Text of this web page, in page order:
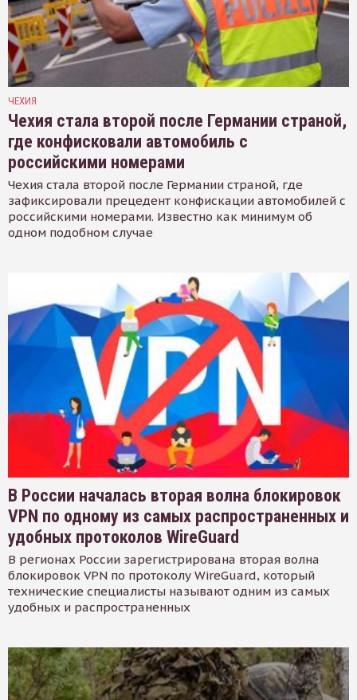
ЧЕХИЯ
Чехия стала второй после Германии страной,
где конфисковали автомобиль с
российскими номерами
Чехия стала второй после Германии страной, где
зафиксировали прецедент конфискации автомобилей с
российскими номерами. Известно как минимум об
одном подобном случае
В России началась вторая волна блокировок
VPN по одному из самых распространенных и
удобных протоколов WireGuard
В регионах России зарегистрирована вторая волна
блокировок VPN по протоколу WireGuard, который
технические специалисты называют одним из самых
удобных и распространенных